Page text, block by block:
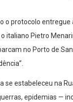
o protocolo entregue
italiano Pietro
no Porto de
se estabeleceu na
epidemias —